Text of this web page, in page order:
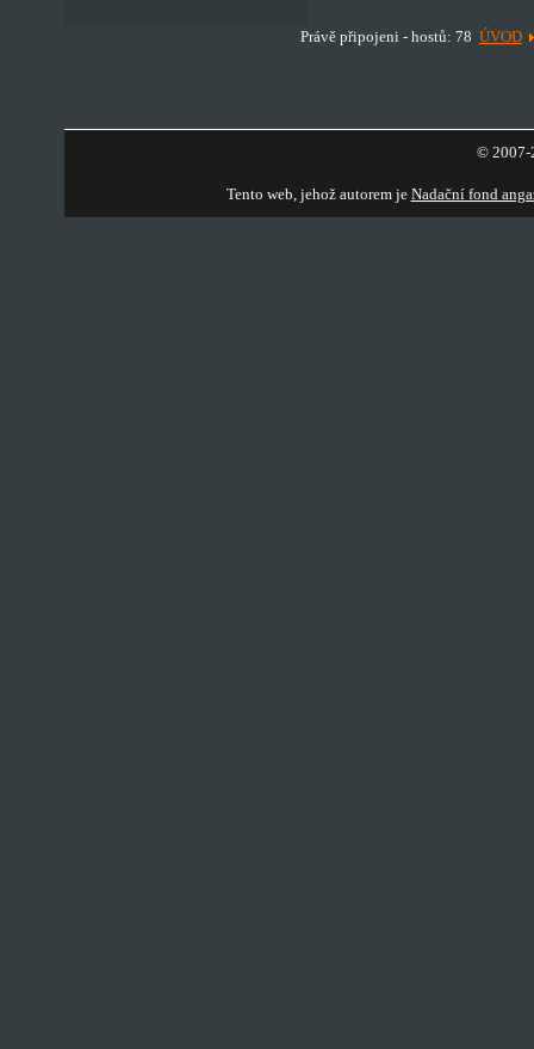
Právě připojeni - hostů: 78 ÚVOD
© 2007-
Tento web, jehož autorem je Nadační fond